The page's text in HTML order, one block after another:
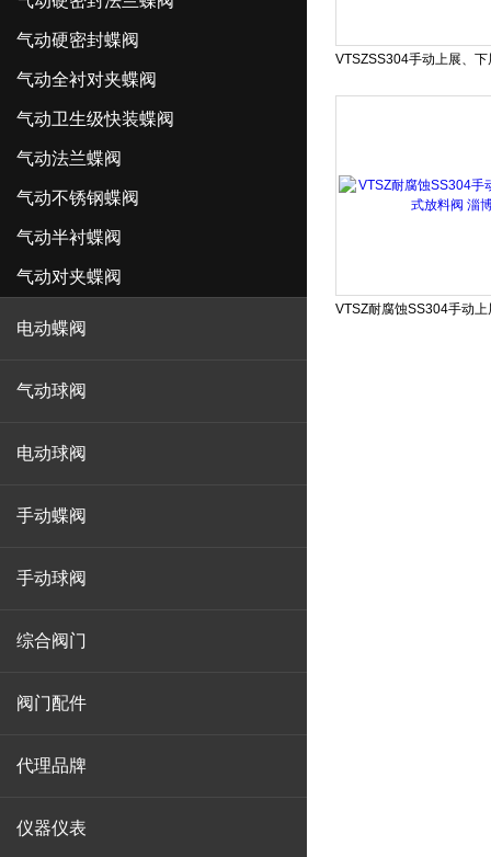
气动硬密封蝶阀
气动全衬对夹蝶阀
气动卫生级快装蝶阀
气动法兰蝶阀
气动不锈钢蝶阀
气动半衬蝶阀
气动对夹蝶阀
电动蝶阀
气动球阀
电动球阀
手动蝶阀
手动球阀
综合阀门
阀门配件
代理品牌
仪器仪表